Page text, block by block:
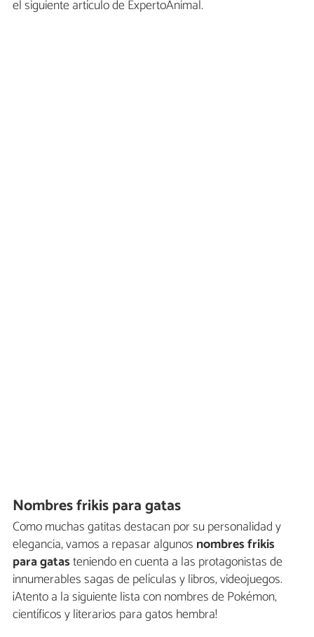
el siguiente artículo de ExpertoAnimal.
Nombres frikis para gatas
Como muchas gatitas destacan por su personalidad y
elegancia, vamos a repasar algunos nombres frikis
para gatasteniendo en cuenta a las protagonistas de
innumerables sagas de películas y libros, videojuegos.
¡Atento a la siguiente lista con nombres de Pokémon,
científicos y literarios para gatos hembra!